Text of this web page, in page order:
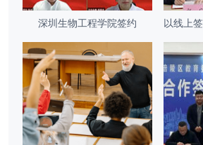
深圳生物工程学院签约